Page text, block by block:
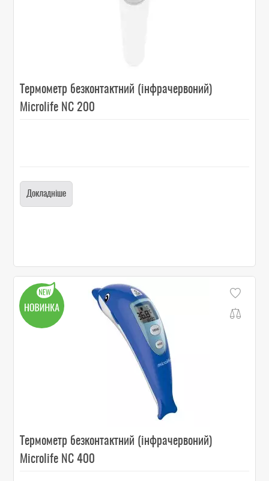
Термометр безконтактний (інфрачервоний)
Microlife NC 200
Докладніше
Термометр безконтактний (інфрачервоний)
Microlife NC 400